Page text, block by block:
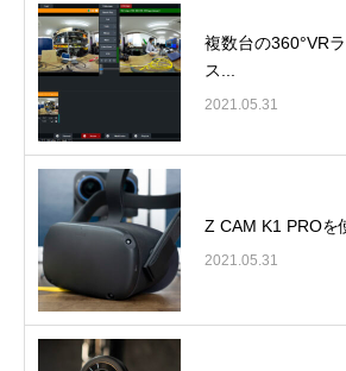
複数台の360°VR
ス...
2021.05.31
Z CAM K1 PROを
2021.05.31